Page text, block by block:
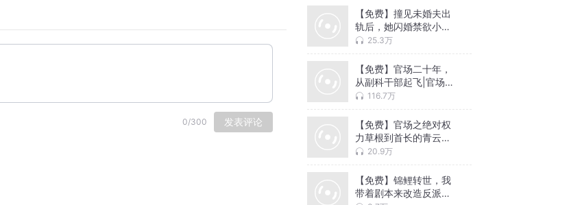
0/300 发表评论
【免费】撞见未婚夫出
轨后，她闪婚禁欲小叔
虐渣|豪门|复仇
25.3万
【免费】官场二十年，
从副科干部起飞|官场小
说|权谋|逆袭
116.7万
【免费】官场之绝对权
力草根到首长的青云路|
官场小说
20.9万
【免费】锦鲤转世，我
带着剧本来改造反派全